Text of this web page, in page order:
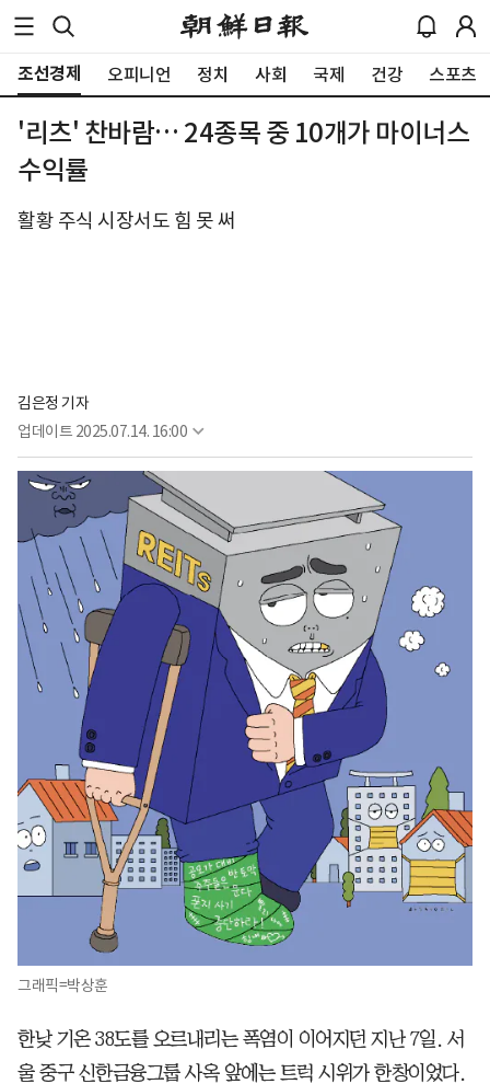
조선경제 오피니언 정치 사회 국제 건강 스포츠
'리츠' 찬바람… 24종목 중 10개가 마이너스
수익률
활황 주식 시장서도 힘 못 써
김은정 기자
업데이트 2025.07.14. 16:00
그래픽=박상훈
한낮 기온 38도를 오르내리는 폭염이 이어지던 지난 7일. 서
울 중구 신한금융그룹 사옥 앞에는 트럭 시위가 한창이었다.